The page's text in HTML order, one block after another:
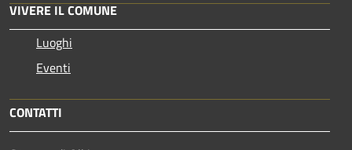
VIVERE IL COMUNE
Luoghi
Eventi
CONTATTI